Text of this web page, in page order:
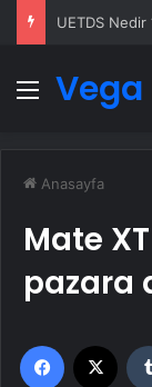
Menü
Vega
Anasayfa
Mate
pazara
Facebook